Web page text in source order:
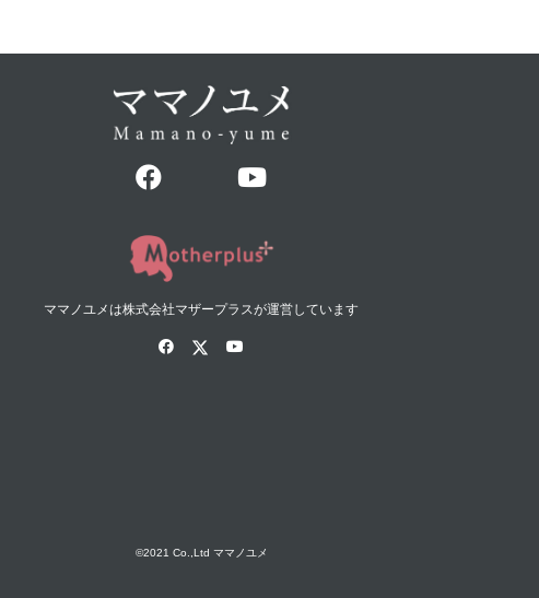
ママノユメは株式会社マザープラスが運営しています
©2021 Co.,Ltd ママノユメ